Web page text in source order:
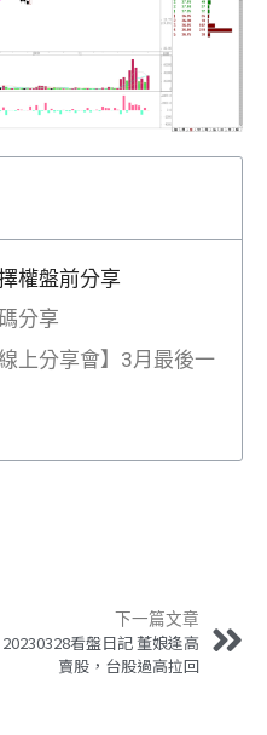
權盤前分享
分享
上分享會】3月最後一
下一篇文章
20230328看盤日記 董娘逢高
賣股，台股過高拉回